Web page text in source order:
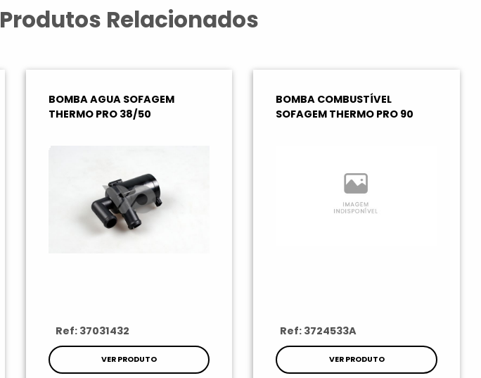
Produtos Relacionados
BOMBA AGUA SOFAGEM
THERMO PRO 38/50
Ref: 37031432
VER PRODUTO
BOMBA COMBUSTÍVEL
SOFAGEM THERMO PRO 90
Ref: 3724533A
VER PRODUTO